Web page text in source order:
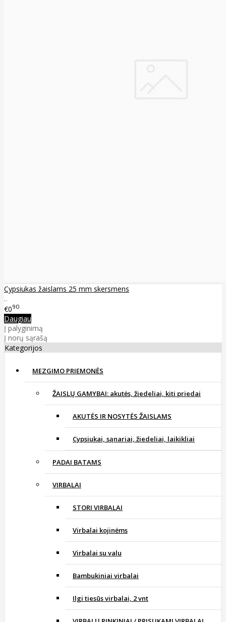
Cypsiukas žaislams 25 mm skersmens
..
€090
Daugiau
Į palyginimą
Į norų sąrašą
Kategorijos
MEZGIMO PRIEMONĖS
ŽAISLŲ GAMYBAI: akutės, žiedeliai, kiti priedai
AKUTĖS IR NOSYTĖS ŽAISLAMS
Cypsiukai, sąnariai, žiedeliai, laikikliai
PADAI BATAMS
VIRBALAI
STORI VIRBALAI
Virbalai kojinėms
Virbalai su valu
Bambukiniai virbalai
Ilgi tiesūs virbalai, 2 vnt